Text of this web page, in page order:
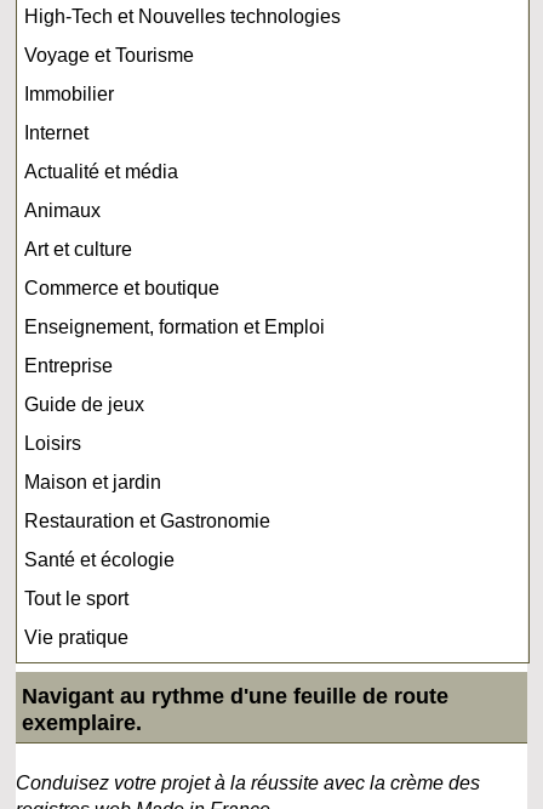
High-Tech et Nouvelles technologies
Voyage et Tourisme
Immobilier
Internet
Actualité et média
Animaux
Art et culture
Commerce et boutique
Enseignement, formation et Emploi
Entreprise
Guide de jeux
Loisirs
Maison et jardin
Restauration et Gastronomie
Santé et écologie
Tout le sport
Vie pratique
Navigant au rythme d'une feuille de route
exemplaire.
Conduisez votre projet à la réussite avec la crème des